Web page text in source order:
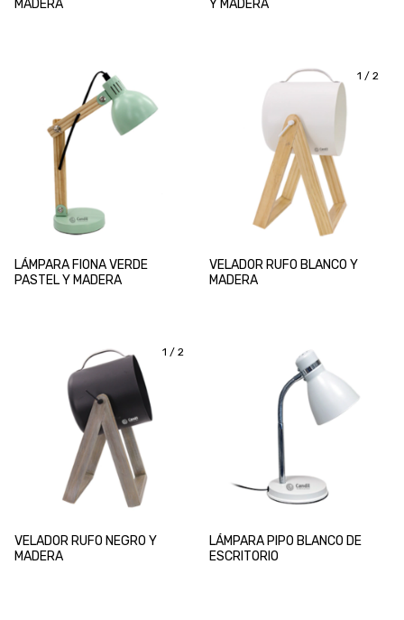
MADERA
Y MADERA
LÁMPARA FIONA VERDE
PASTEL Y MADERA
1 / 2
VELADOR RUFO BLANCO Y
MADERA
1 / 2
VELADOR RUFO NEGRO Y
MADERA
LÁMPARA PIPO BLANCO DE
ESCRITORIO